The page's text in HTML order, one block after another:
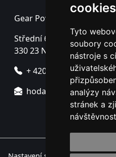
cookies
Tyto
soubory
nástroje s
analýzy
stránek a
Gear Power s.r.o.
Střední 69
330 23 Nýřany - Úherce
+ 420 725 725 760
hodac@gearpower.cz